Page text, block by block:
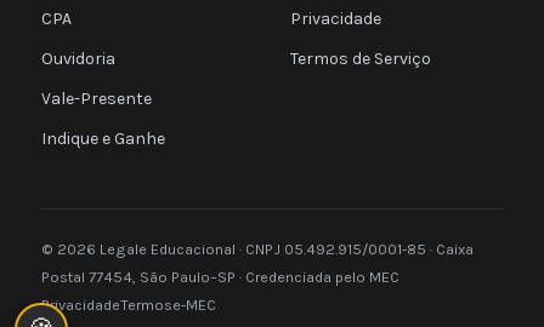
CPA
Ouvidoria
Vale-Presente
Indique e Ganhe
Privacidade
Termos de Serviço
© 2026 Legale Educacional · CNPJ 05.492.915/0001-85 · Caixa
Postal 77454, São Paulo–SP · Credenciada pelo MEC
PrivacidadeTermose-MEC